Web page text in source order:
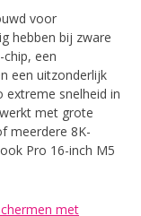
voor
hebben bij zware
een
een uitzonderlijk
snelheid in
met grote
meerdere 8K-
Pro 16-inch M5
met